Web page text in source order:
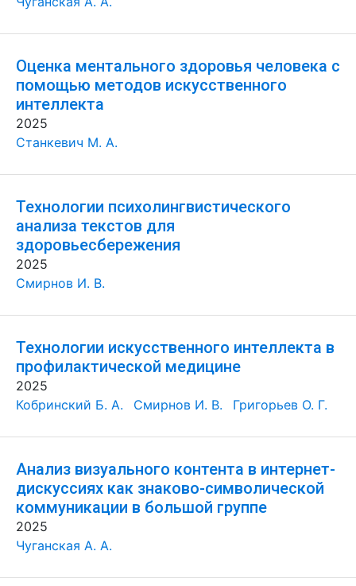
Оценка ментального здоровья человека с
помощью методов искусственного
интеллекта
2025
Станкевич М. А.
Технологии психолингвистического
анализа текстов для
здоровьесбережения
2025
Смирнов И. В.
Технологии искусственного интеллекта в
профилактической медицине
2025
Кобринский Б. А.
Смирнов И. В. Григорьев О. Г.
Анализ визуального контента в интернет-
дискуссиях как знаково-символической
коммуникации в большой группе
2025
Чуганская А. А.